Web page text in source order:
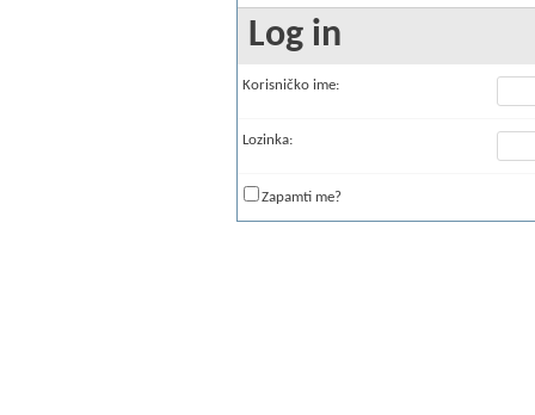
Log in
Korisničko ime:
Lozinka:
Zapamti me?